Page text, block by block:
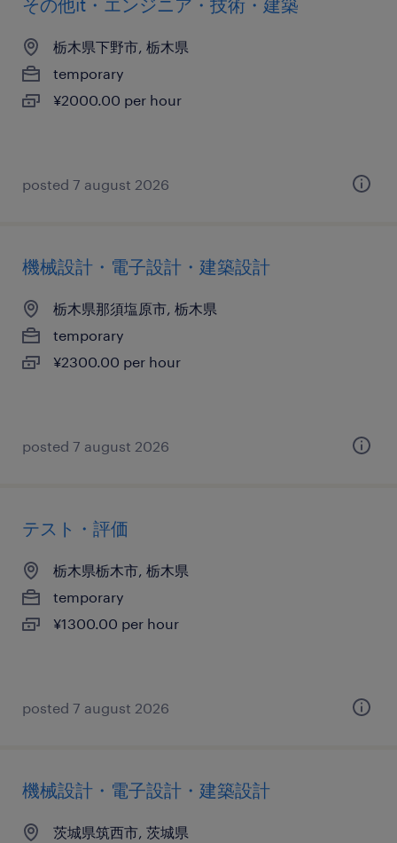
その他it・エンジニア・技術・建築
栃木県下野市, 栃木県
temporary
¥2000.00 per hour
posted 7 august 2026
機械設計・電子設計・建築設計
栃木県那須塩原市, 栃木県
temporary
¥2300.00 per hour
posted 7 august 2026
テスト・評価
栃木県栃木市, 栃木県
temporary
¥1300.00 per hour
posted 7 august 2026
機械設計・電子設計・建築設計
茨城県筑西市, 茨城県